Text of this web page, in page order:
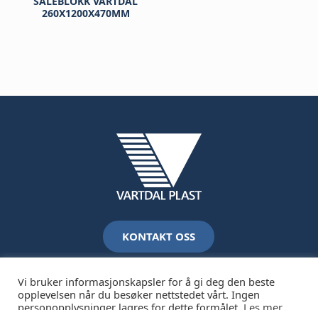
260X1200X470MM
KONTAKT OSS
Vi bruker informasjonskapsler for å gi deg den beste
opplevelsen når du besøker nettstedet vårt. Ingen
personopplysninger lagres for dette formålet. Les mer